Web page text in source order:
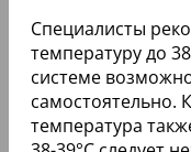
Специалисты
температуру до
системе
самостоятельно.
температура